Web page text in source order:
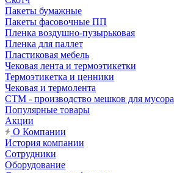
Пакеты бумажные
Пакеты фасовочные ПП
Пленка воздушно-пузырьковая
Пленка для паллет
Пластиковая мебель
Чековая лента и термоэтикетки
Термоэтикетка и ценники
Чековая и термолента
СТМ - производство мешков для мусора
Популярные товары
Акции
О Компании
История компании
Сотрудники
Оборудование